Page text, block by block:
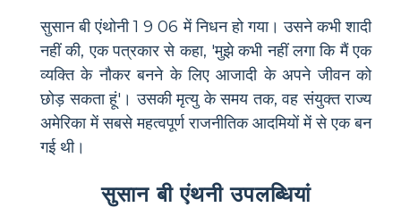
सुसान बी एंथोनी 1 9 06 में निधन हो गया। उसने कभी शादी
नहीं की, एक पत्रकार से कहा, 'मुझे कभी नहीं लगा कि मैं एक
व्यक्ति के नौकर बनने के लिए आजादी के अपने जीवन को
छोड़ सकता हूं'। उसकी मृत्यु के समय तक, वह संयुक्त राज्य
अमेरिका में सबसे महत्वपूर्ण राजनीतिक आदमियों में से एक बन
गई थी।
सुसान बी एंथनी उपलब्धियां